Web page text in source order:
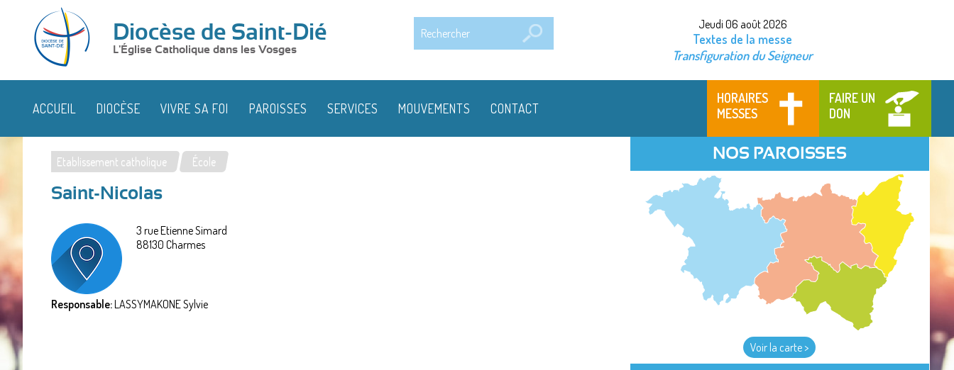
Diocèse de Saint-Dié
L'Église Catholique dans les Vosges
Jeudi 06 août 2026
Textes de la messe
Transfiguration du Seigneur
HORAIRES
MESSES
FAIRE UN
DON
ACCUEIL DIOCÈSE VIVRE SA FOI PAROISSES SERVICES MOUVEMENTS CONTACT
Vous
êtes
ici
Etablissement catholique École
Saint-Nicolas
3 rue Etienne Simard
88130 Charmes
Responsable:LASSYMAKONE Sylvie
NOS PAROISSES
Voir la carte >